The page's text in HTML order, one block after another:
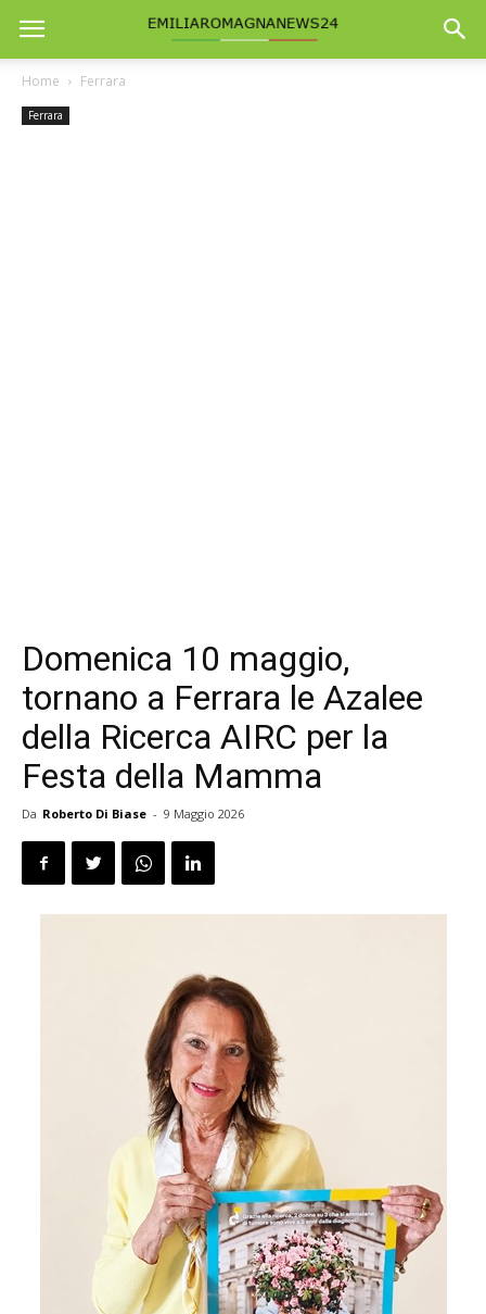
Home Ferrara
Ferrara
Domenica 10 maggio,
tornano a Ferrara le Azalee
della Ricerca AIRC per la
Festa della Mamma
Da Roberto Di Biase - 9 Maggio 2026